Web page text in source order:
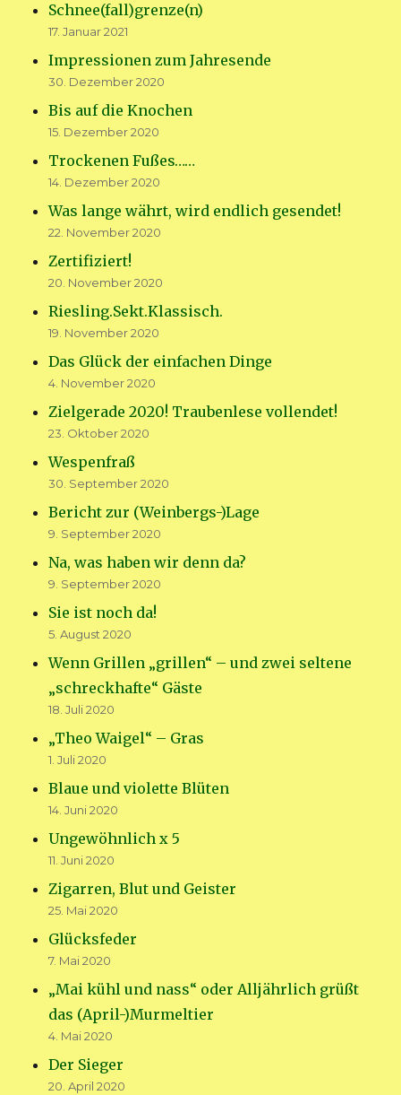
Schnee(fall)grenze(n)
17. Januar 2021
Impressionen zum Jahresende
30. Dezember 2020
Bis auf die Knochen
15. Dezember 2020
Trockenen Fußes……
14. Dezember 2020
Was lange währt, wird endlich gesendet!
22. November 2020
Zertifiziert!
20. November 2020
Riesling.Sekt.Klassisch.
19. November 2020
Das Glück der einfachen Dinge
4. November 2020
Zielgerade 2020! Traubenlese vollendet!
23. Oktober 2020
Wespenfraß
30. September 2020
Bericht zur (Weinbergs-)Lage
9. September 2020
Na, was haben wir denn da?
9. September 2020
Sie ist noch da!
5. August 2020
Wenn Grillen „grillen“ – und zwei seltene
„schreckhafte“ Gäste
18. Juli 2020
„Theo Waigel“ – Gras
1. Juli 2020
Blaue und violette Blüten
14. Juni 2020
Ungewöhnlich x 5
11. Juni 2020
Zigarren, Blut und Geister
25. Mai 2020
Glücksfeder
7. Mai 2020
„Mai kühl und nass“ oder Alljährlich grüßt
das (April-)Murmeltier
4. Mai 2020
Der Sieger
20. April 2020